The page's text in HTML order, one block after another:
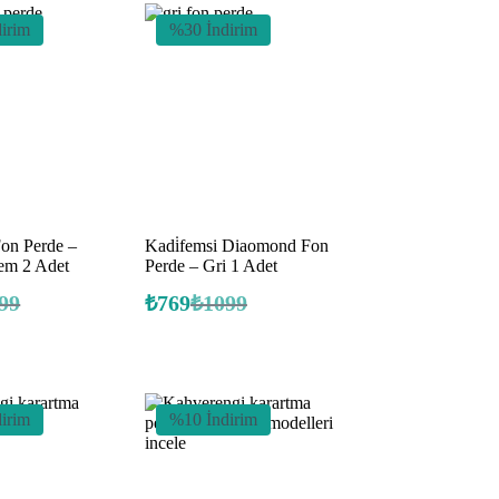
Perde –
2 Adet
%30 İndirim
Kadi̇femsi Diaomond Fon
Perde – Gri 1 Adet
₺1099
Orijinal
₺769 Şu
%10 İndirim